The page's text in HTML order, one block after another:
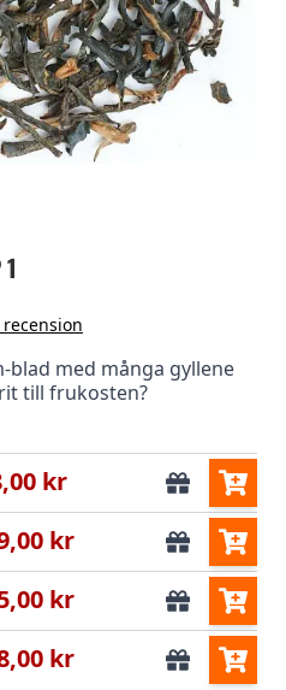
blad med många gyllene
till frukosten?
kr
kr
kr
kr